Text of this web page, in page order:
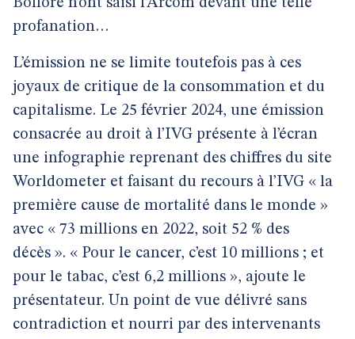
Bolloré n’ont saisi l’Arcom devant une telle
profanation…
L’émission ne se limite toutefois pas à ces
joyaux de critique de la consommation et du
capitalisme. Le 25 février 2024, une émission
consacrée au droit à l’IVG présente à l’écran
une infographie reprenant des chiffres du site
Worldometer et faisant du recours à l’IVG « la
première cause de mortalité dans le monde »
avec « 73 millions en 2022, soit 52 % des
décès ». « Pour le cancer, c’est 10 millions ; et
pour le tabac, c’est 6,2 millions », ajoute le
présentateur. Un point de vue délivré sans
contradiction et nourri par des intervenants